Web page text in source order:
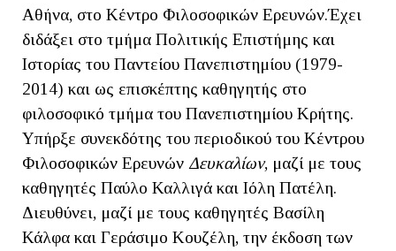
Αθήνα, στο Κέντρο Φιλοσοφικών Ερευνών.Έχει
διδάξει στο τμήμα Πολιτικής Επιστήμης και
Ιστορίας του Παντείου Πανεπιστημίου (1979-
2014) και ως επισκέπτης καθηγητής στο
φιλοσοφικό τμήμα του Πανεπιστημίου Κρήτης.
Υπήρξε συνεκδότης του περιοδικού του Κέντρου
Φιλοσοφικών Ερευνών Δευκαλίων, μαζί με τους
καθηγητές Παύλο Καλλιγά και Ιόλη Πατέλη.
Διευθύνει, μαζί με τους καθηγητές Βασίλη
Κάλφα και Γεράσιμο Κουζέλη, την έκδοση των